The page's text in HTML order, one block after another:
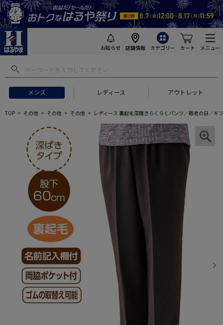
お知らせ 店舗情報 カテゴリー カート メニュー
メンズ レディース アウトレット
TOP その他 その他 その他 レディース 裏起毛深履きらくらくパンツ／敬老の日／